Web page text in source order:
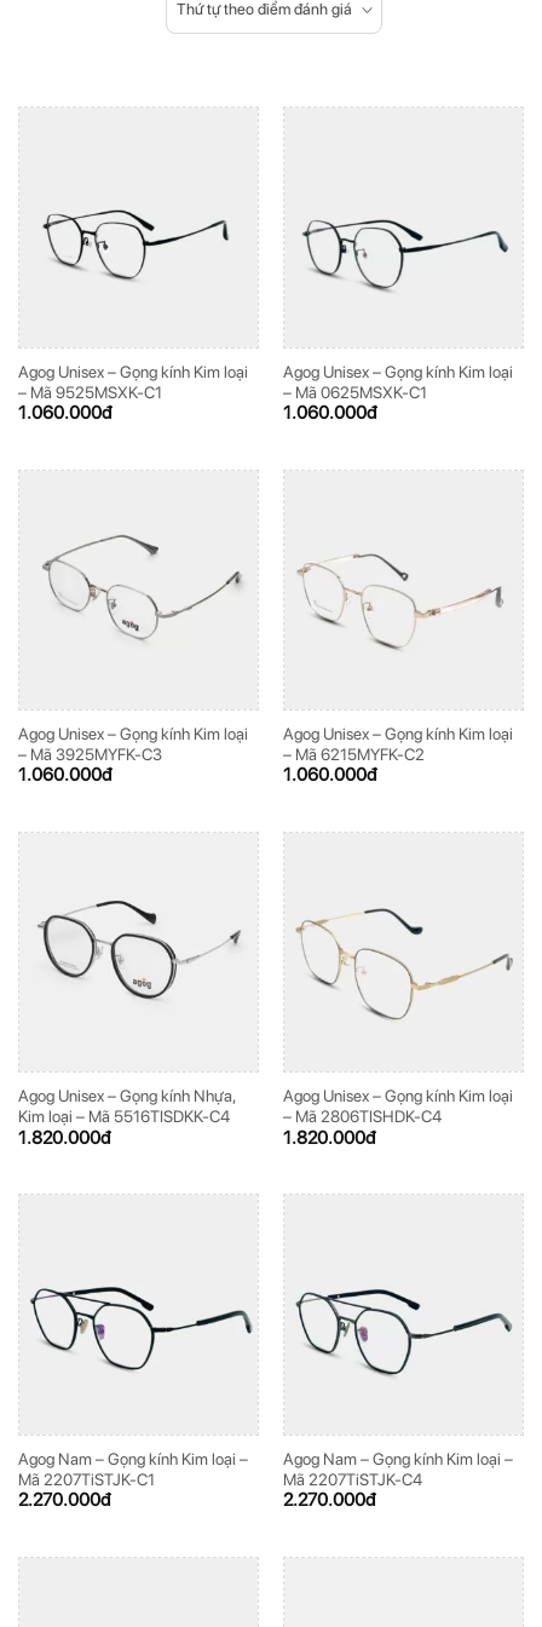
Thứ tự theo điểm đánh giá
Agog Unisex – Gọng kính Kim loại
– Mã 9525MSXK-C1
1.060.000đ
Agog Unisex – Gọng kính Kim loại
– Mã 0625MSXK-C1
1.060.000đ
Agog Unisex – Gọng kính Kim loại
– Mã 3925MYFK-C3
1.060.000đ
Agog Unisex – Gọng kính Kim loại
– Mã 6215MYFK-C2
1.060.000đ
Agog Unisex – Gọng kính Nhựa,
Kim loại – Mã 5516TISDKK-C4
1.820.000đ
Agog Unisex – Gọng kính Kim loại
– Mã 2806TISHDK-C4
1.820.000đ
Agog Nam – Gọng kính Kim loại –
Mã 2207TiSTJK-C1
2.270.000đ
Agog Nam – Gọng kính Kim loại –
Mã 2207TiSTJK-C4
2.270.000đ